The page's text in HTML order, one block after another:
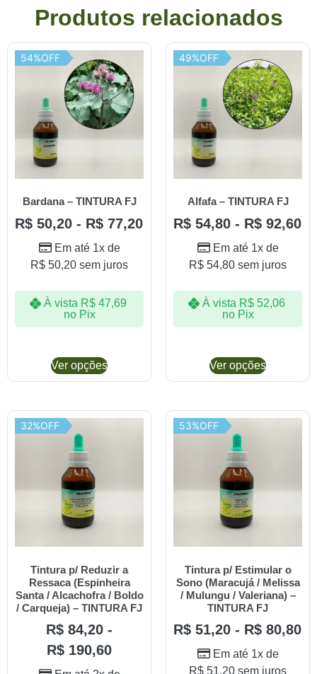
Produtos relacionados
54%OFF
Bardana – TINTURA FJ
R$ 50,20 - R$ 77,20
Em até 1x de
R$ 50,20 sem juros
À vista R$47,69
no Pix
Ver opções
49%OFF
Alfafa – TINTURA FJ
R$ 54,80 - R$ 92,60
Em até 1x de
R$ 54,80 sem juros
À vista R$52,06
no Pix
Ver opções
32%OFF
Tintura p/ Reduzir a
Ressaca (Espinheira
Santa / Alcachofra / Boldo
/ Carqueja) – TINTURA FJ
R$ 84,20 -
R$ 190,60
53%OFF
Tintura p/ Estimular o
Sono (Maracujá / Melissa
/ Mulungu / Valeriana) –
TINTURA FJ
R$ 51,20 - R$ 80,80
Em até 1x de
R$ 51,20 sem juros